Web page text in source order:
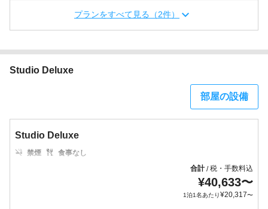
プランをすべて見る（2件）
Studio Deluxe
部屋の設備
Studio Deluxe
禁煙
食事なし
合計/税・手数料込
¥40,633〜
1泊1名あたり¥20,317〜